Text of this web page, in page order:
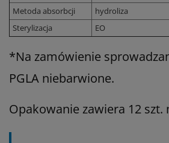
Metoda absorbcji
hydroliza
Sterylizacja
EO
*Na zamówienie
PGLA niebarwione.
Opakowanie zawiera 12 szt.